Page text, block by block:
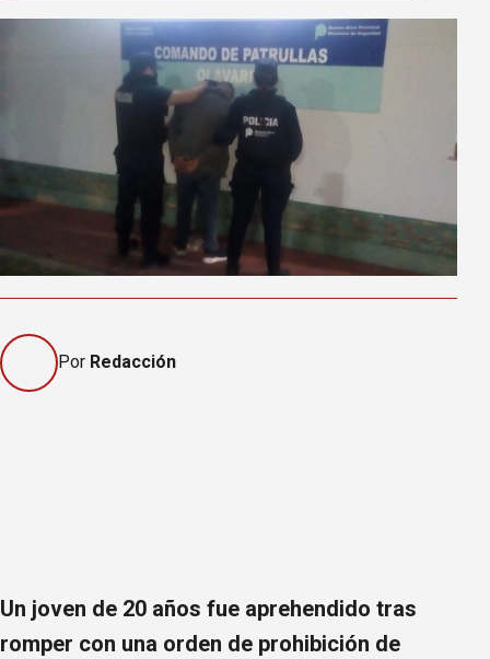
Por Redacción
Un joven de 20 años fue aprehendido tras
romper con una orden de prohibición de